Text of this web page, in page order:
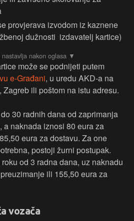
provjerava izvodom iz kaznene
dužnosti izdavatelj kartice)
može se podnijeti putem
e-Građani, u uredu AKD-a na
ili poštom na istu adresu.
30 radnih dana od zaprimanja
a naknada iznosi 80 eura za
eura za dostavu. Za one
postoji žurni postupak.
od 3 radna dana, uz naknadu
ili 155,50 eura za
vozača